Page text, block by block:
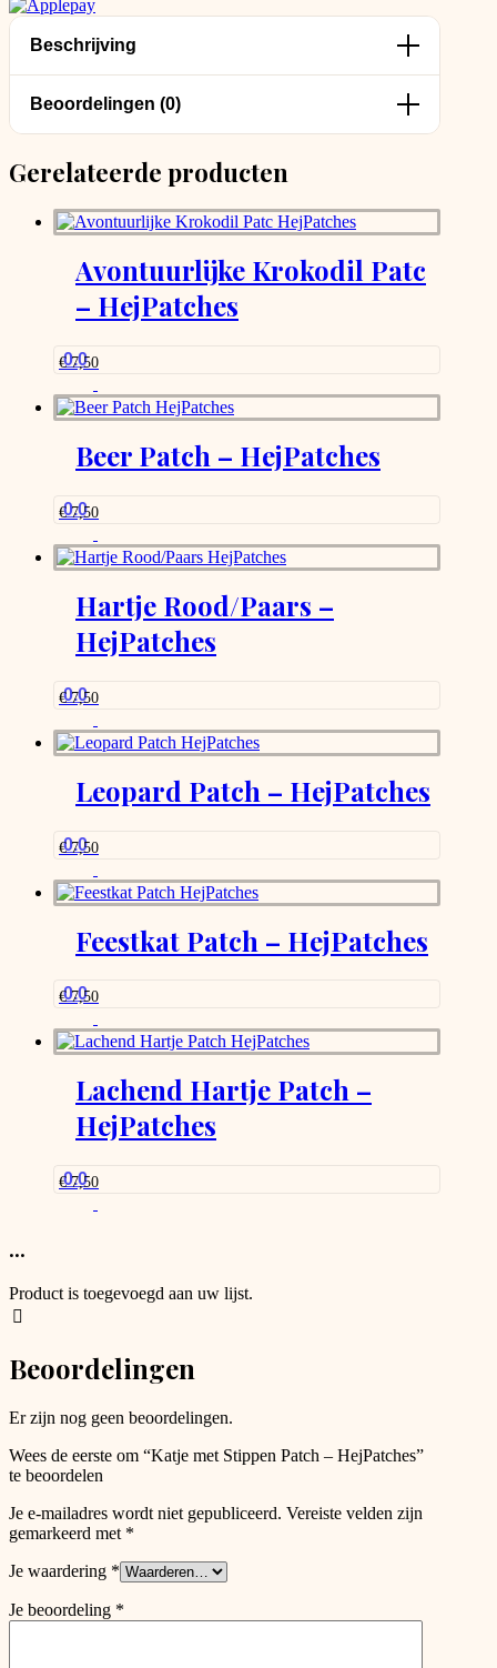
Beschrijving
Beoordelingen (0)
Gerelateerde producten
Avontuurlijke Krokodil Patc
– HejPatches
0.0
€7,50
Beer Patch – HejPatches
0.0
€7,50
Hartje Rood/Paars –
HejPatches
0.0
€7,50
Leopard Patch – HejPatches
0.0
€7,50
Feestkat Patch – HejPatches
0.0
€7,50
Lachend Hartje Patch –
HejPatches
0.0
€7,50
...
Product is toegevoegd aan uw lijst.
Beoordelingen
Er zijn nog geen beoordelingen.
Wees de eerste om “Katje met Stippen Patch – HejPatches”
te beoordelen
Je e-mailadres wordt niet gepubliceerd. Vereiste velden zijn
gemarkeerd met *
Je waardering *
Je beoordeling *